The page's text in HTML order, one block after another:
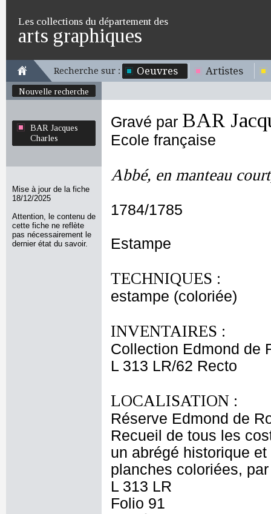
Les collections du département des
arts graphiques
Recherche sur : Oeuvres Artistes
Nouvelle recherche
BAR Jacques
Charles
Mise à jour de la fiche
18/12/2025
Attention, le contenu de
cette fiche ne reflète
pas nécessairement le
dernier état du savoir.
Gravé par BAR
Ecole française
Abbé, en manteau
1784/1785
Estampe
TECHNIQUES :
estampe (coloriée)
INVENTAIRES :
Collection Edmond de
L 313 LR/62 Recto
LOCALISATION :
Réserve Edmond de
Recueil de tous les
un abrégé historique
planches coloriées,
L 313 LR
Folio 91